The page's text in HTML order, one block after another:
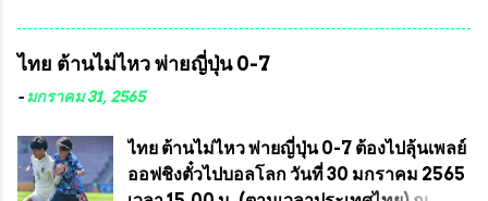
ความสงบเรียบร้อย นางฉวีวรรณ ตระกูลธรรม
ประธานชุมชน คลองลัดภาชีเขตภาษีเจริญ
สท.ทพ. สมนึก ปัทมาลัยที่ปรึกษา และการแจก
ความ ร้องขอจากประธานชุมชนคลองลัดภาชี
เขตภาษีเจริญ !!พี่น้องชุมชนได้รับความเดือด
จัดการแข่งขันร่วมกัน ระหว่างสมาคม
ราชกรีฑาสโมสร กับ สมาคมกีฬาม้าแข่งไทย
ที่ห้องประชุมมูลนิธิโอลิมปิคไทย (บ้าน
นนท์ ประธานคณะกรรมการอำนวยการแข่ง
ม้า พร้อมด้วย นายเต็มสุข สุวรรณศร
ไทย ต้านไม่ไหว พ่ายญี่ปุ่น 0-7
-มกราคม 31, 2565
ไทย ต้านไม่ไหว พ่ายญี่ปุ่น 0-7 ต้องไปลุ้นเพลย์
ออฟชิงตั๋วไปบอลโลก วันที่ 30 มกราคม 2565